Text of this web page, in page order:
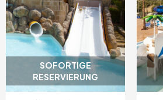
SOFORTIGE
RESERVIERUNG